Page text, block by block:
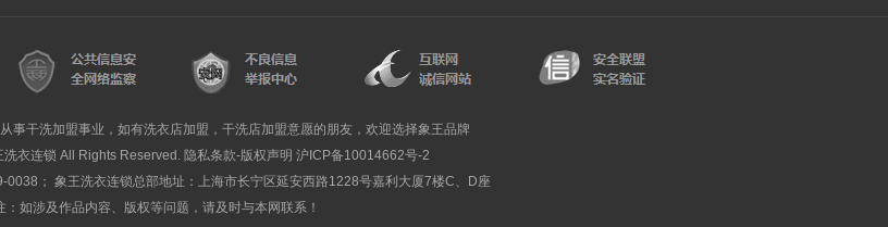
事干洗加盟事业，如有洗衣店加盟，干洗店加盟意愿的朋友，欢迎选择象王品牌
衣连锁 All Rights Reserved. 隐私条款-版权声明 沪ICP备10014662号-2
0038； 象王洗衣连锁总部地址：上海市长宁区延安西路1228号嘉利大厦7楼C、D座
：如涉及作品内容、版权等问题，请及时与本网联系！